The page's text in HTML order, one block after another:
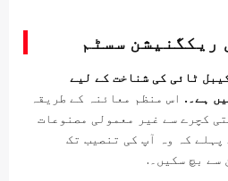
ریکگنیشن سسٹم
ٹائی کی شناخت کے لیے
ہے۔. اس منظم معائنہ کے طریقہ
کچرے سے غیر معمولی مصنوعات
کہ وہ آپ کی تنصیب تک